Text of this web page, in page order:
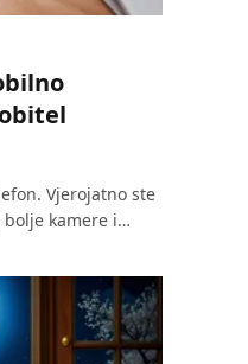
Vjerojatno ste
kamere i…